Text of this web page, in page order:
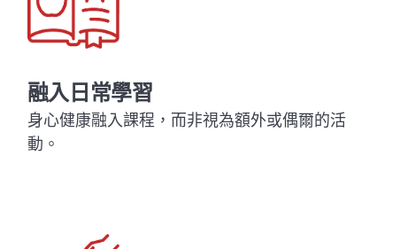
融入日常學習
身心健康融入課程，而非視為額外或偶爾的活
動。